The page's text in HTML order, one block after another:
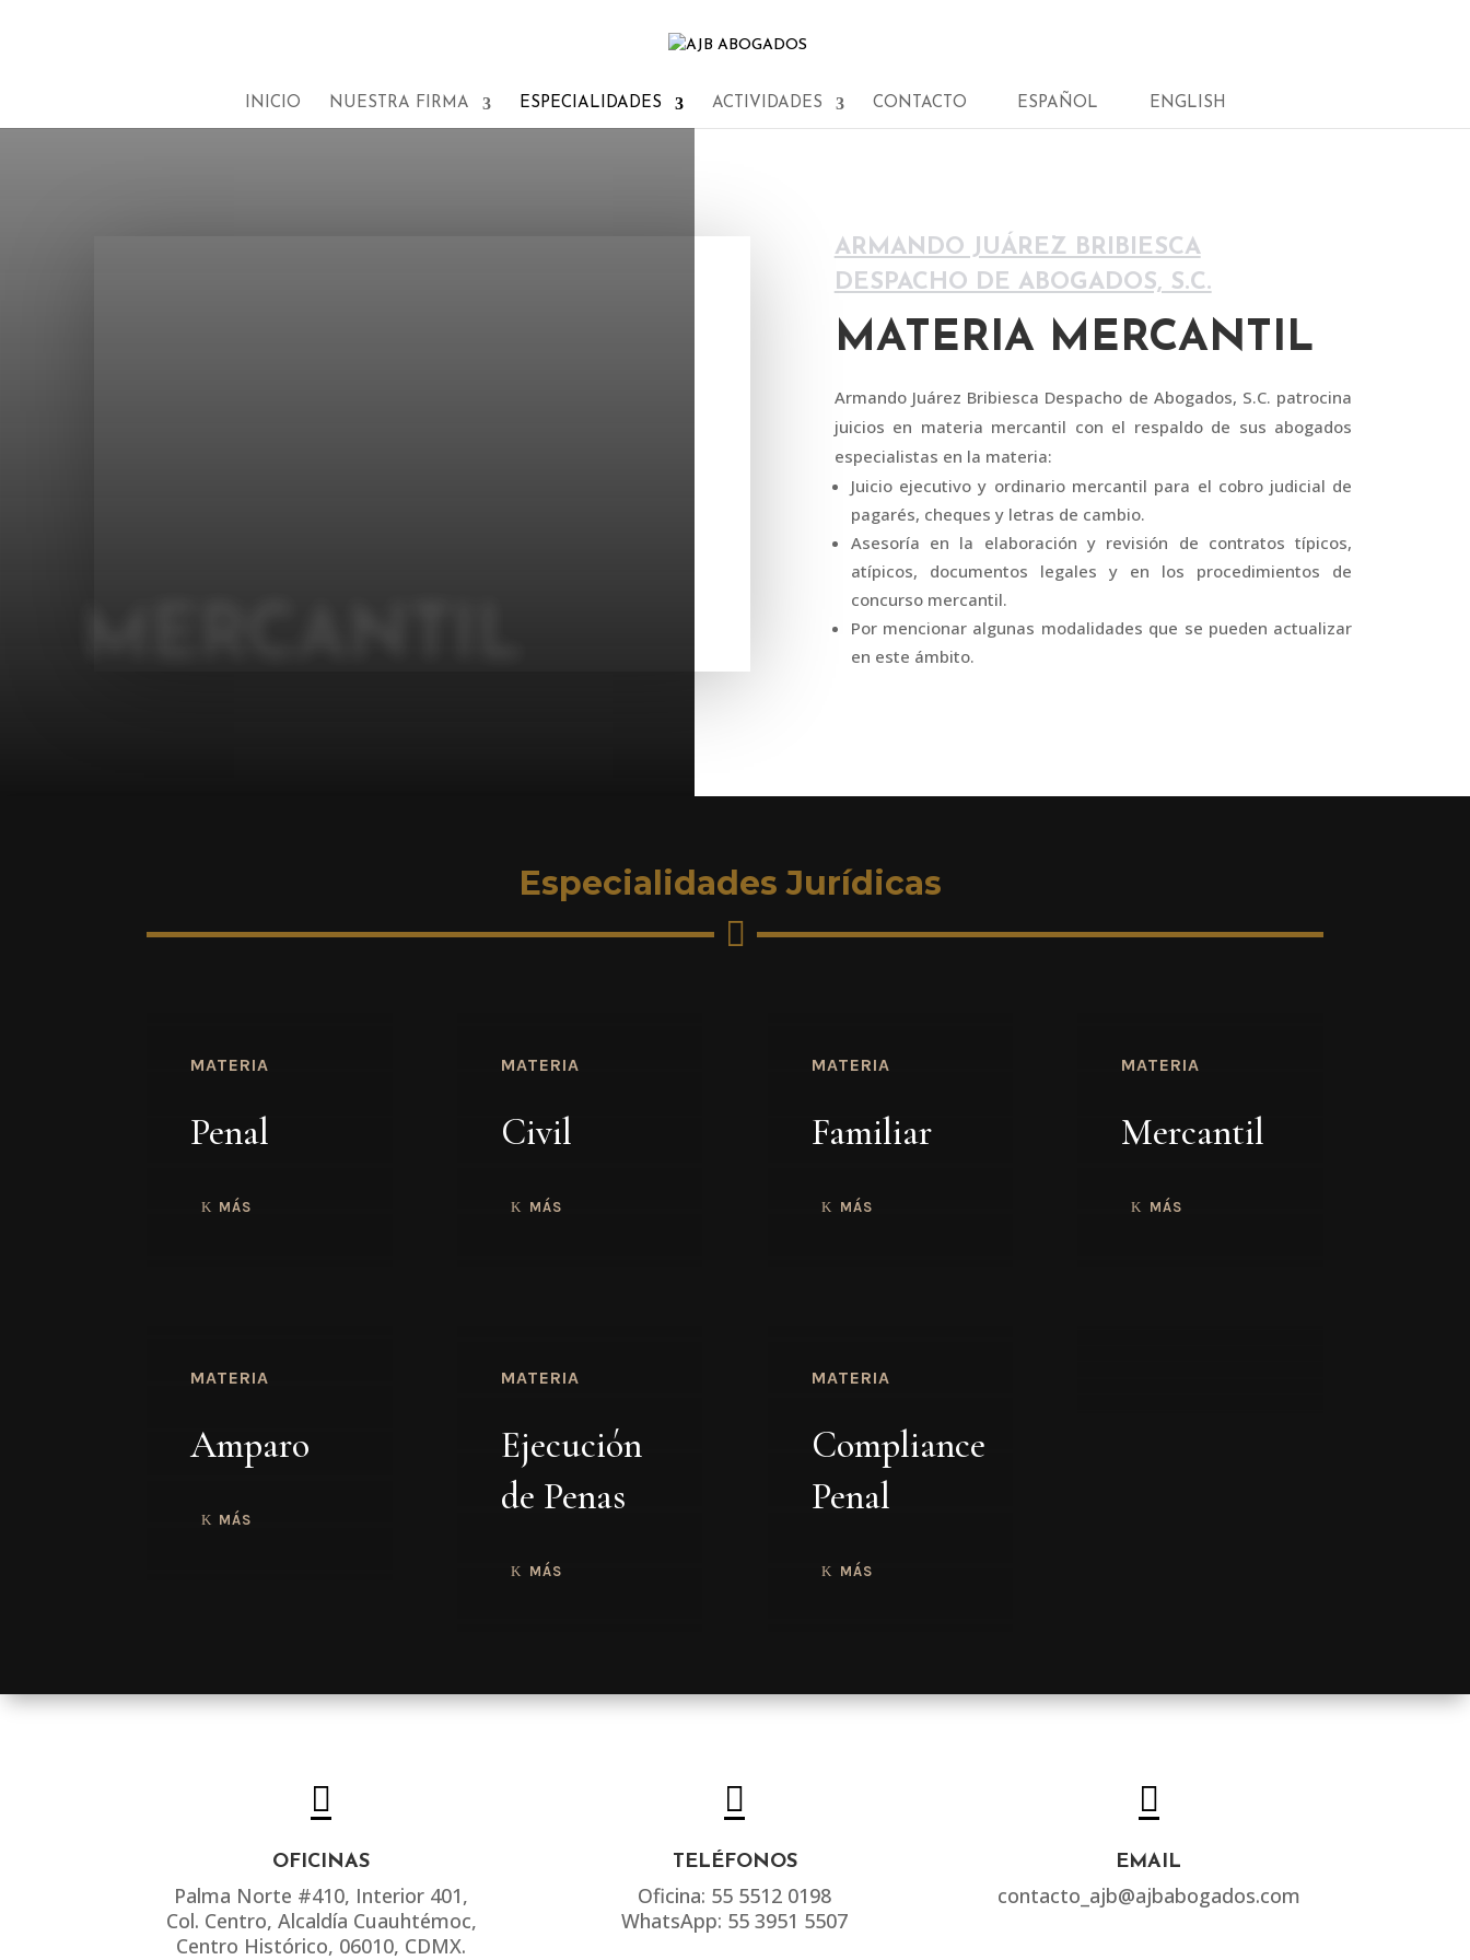
INICIO NUESTRA FIRMA ESPECIALIDADES ACTIVIDADES CONTACTO ESPAÑOL ENGLISH
MERCANTIL
ARMANDO JUÁREZ BRIBIESCA
DESPACHO DE ABOGADOS, S.C.
MATERIA MERCANTIL
Armando Juárez Bribiesca Despacho de Abogados, S.C. patrocina
juicios en materia mercantil con el respaldo de sus abogados
especialistas en la materia:
Juicio ejecutivo y ordinario mercantil para el cobro judicial de
pagarés, cheques y letras de cambio.
Asesoría en la elaboración y revisión de contratos típicos,
atípicos, documentos legales y en los procedimientos de
concurso mercantil.
Por mencionar algunas modalidades que se pueden actualizar
en este ámbito.
Especialidades Jurídicas

MATERIA
Penal
MÁS
MATERIA
Civil
MÁS
MATERIA
Familiar
MÁS
MATERIA
Mercantil
MÁS
MATERIA
Amparo
MÁS
MATERIA
Ejecución
de Penas
MÁS
MATERIA
Compliance
Penal
MÁS

OFICINAS
Palma Norte #410, Interior 401,
Col. Centro, Alcaldía Cuauhtémoc,
Centro Histórico, 06010, CDMX.

TELÉFONOS
Oficina: 55 5512 0198
WhatsApp: 55 3951 5507

EMAIL
contacto_ajb@ajbabogados.com